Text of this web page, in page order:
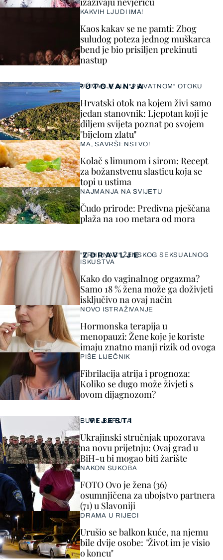
VIJESTI
BURE BARUTA
Ukrajinski stručnjak upozorava
na novu prijetnju: Ovaj grad u
BiH-u bi mogao biti žarište
NAKON SUKOBA
FOTO Ovo je žena (36)
osumnjičena za ubojstvo partnera
(71) u Slavoniji
DRAMA U RIJECI
Urušio se balkon kuće, na njemu
bile dvije osobe: "Život im je visio
o koncu"
KAKVIH LJUDI IMA!
Kaos kakav se ne pamti: Zbog
suludog poteza jednog muškarca
bend je bio prisiljen prekinuti
nastup
ZDRAVLJE
"VRHUNAC" ŽENSKOG SEKSUALNOG
ISKUSTVA
Kako do vaginalnog orgazma?
Samo 18 % žena može ga doživjeti
isključivo na ovaj način
NOVO ISTRAŽIVANJE
Hormonska terapija u
menopauzi: Žene koje je koriste
imaju znatno manji rizik od ovoga
PIŠE LIJEČNIK
Fibrilacija atrija i prognoza:
Koliko se dugo može živjeti s
ovom dijagnozom?
PUTOVANJA
UŽIVANJE NA "PRIVATNOM" OTOKU
Hrvatski otok na kojem živi samo
jedan stanovnik: Ljepotan koji je
diljem svijeta poznat po svojem
"bijelom zlatu"
MA, SAVRŠENSTVO!
Kolač s limunom i sirom: Recept
za božanstvenu slasticu koja se
topi u ustima
NAJMANJA NA SVIJETU
Čudo prirode: Predivna pješčana
plaža na 100 metara od mora